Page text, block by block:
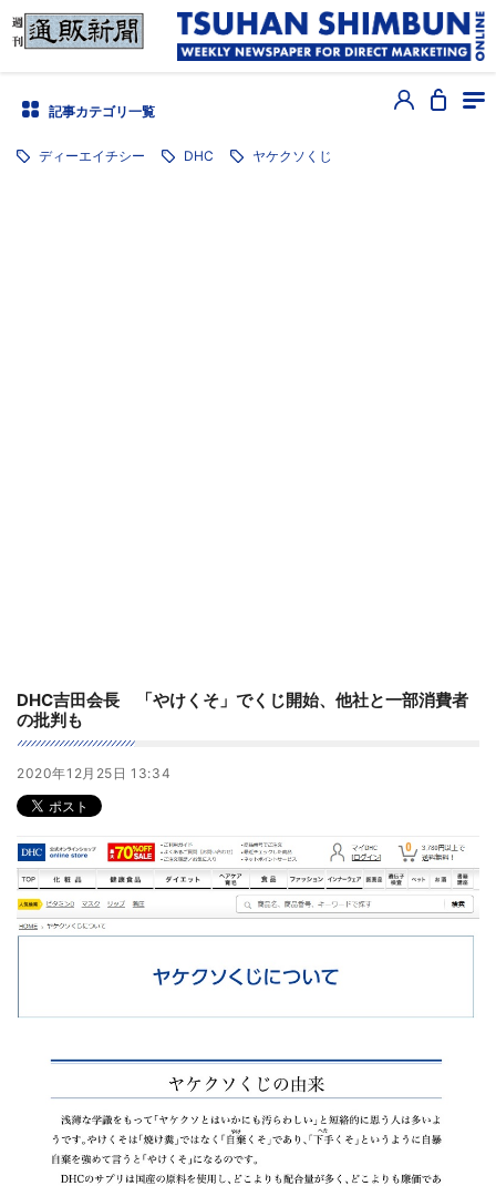
記事カテゴリ一覧
ディーエイチシー DHC ヤケクソくじ
DHC吉田会長 「やけくそ」でくじ開始、他社と一部消費者
の批判も
2020年12月25日 13:34